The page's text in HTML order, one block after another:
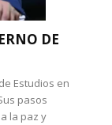
DE
Estudios en
pasos
la paz y